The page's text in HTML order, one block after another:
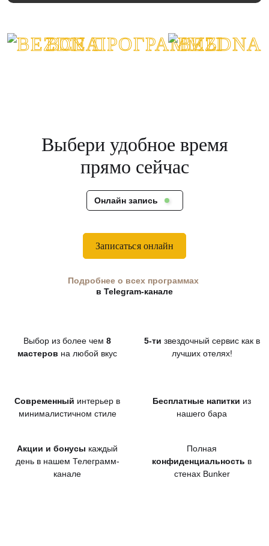
ВСЕ ПРОГРАММЫ
Выбери удобное время
прямо сейчас
Онлайн запись
Записаться онлайн
Подробнее о всех программах
в Telegram-канале
Выбор из более чем 8
мастеров на любой вкус
5-ти звездочный сервис как в
лучших отелях!
Современный интерьер в
минималистичном стиле
Бесплатные напитки из
нашего бара
Акции и бонусы каждый
день в нашем Телеграмм-
канале
Полная
конфиденциальность в
стенах Bunker